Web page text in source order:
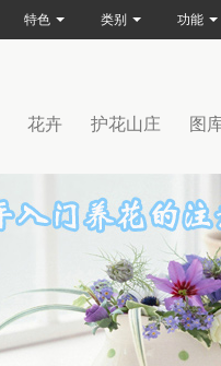
花卉 护花山庄 图
特色 类别 功能